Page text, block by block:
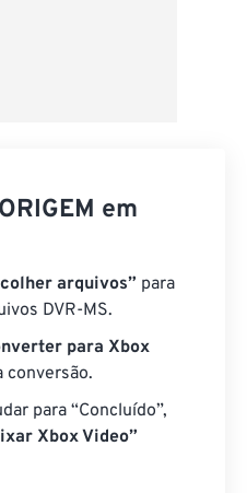
em
arquivos” para
DVR-MS.
para Xbox
conversão.
para “Concluído”,
Xbox Video”